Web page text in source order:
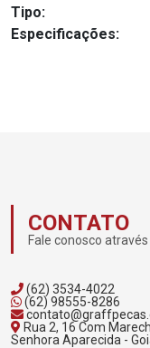
Tipo:
Especificações:
CONTATO
Fale conosco
(62) 3534-4022
(62) 98555-8286
Rua 2, 16 Com
Senhora Aparecida -